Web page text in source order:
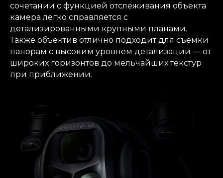
сочетании с функцией отслеживания объекта
камера легко справляется с
детализированными крупными планами.
Также объектив отлично подходит для съёмки
панорам с высоким уровнем детализации — от
широких горизонтов до мельчайших текстур
при приближении.